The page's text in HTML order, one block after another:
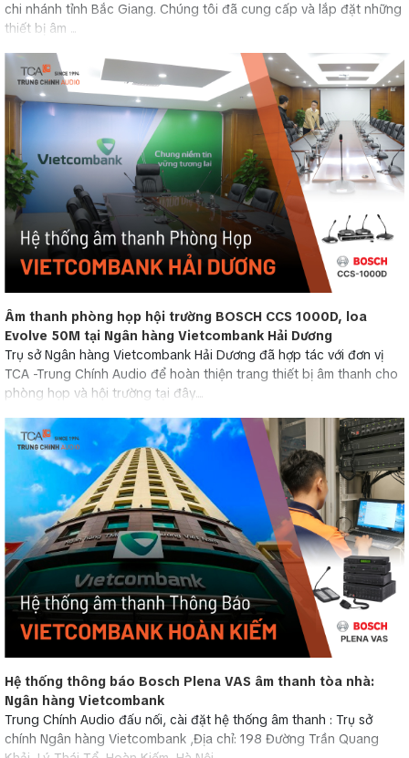
chi nhánh tỉnh Bắc Giang. Chúng tôi đã cung cấp và lắp đặt những
thiết bị âm ...
Âm thanh phòng họp hội trường BOSCH CCS 1000D, loa
Evolve 50M tại Ngân hàng Vietcombank Hải Dương
Trụ sở Ngân hàng Vietcombank Hải Dương đã hợp tác với đơn vị
TCA -Trung Chính Audio để hoàn thiện trang thiết bị âm thanh cho
phòng họp và hội trường tại đây....
Hệ thống thông báo Bosch Plena VAS âm thanh tòa nhà:
Ngân hàng Vietcombank
Trung Chính Audio đấu nối, cài đặt hệ thống âm thanh : Trụ sở
chính Ngân hàng Vietcombank ,Địa chỉ: 198 Đường Trần Quang